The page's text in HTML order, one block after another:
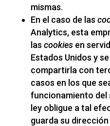
mismas.
En el caso de las
Analytics, esta
las cookiesen
Estados Unidos y
compartirla con
casos en los que
funcionamiento del
ley obligue a tal
guarda su dirección